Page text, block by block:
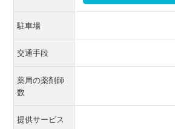
駐車場
交通手段
薬局の薬剤師
数
提供サービス